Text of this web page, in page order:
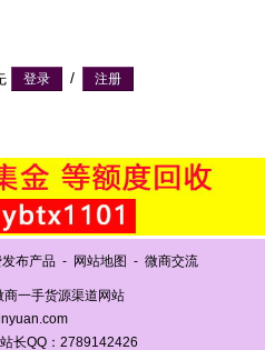
/
布产品 - 网站地图 - 微商交流
一手货源渠道网站
长QQ：2789142426